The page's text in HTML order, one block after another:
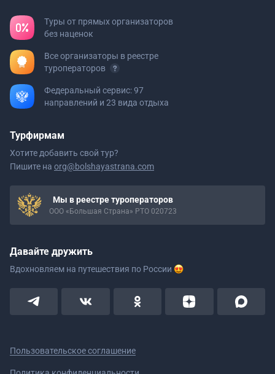
Туры от прямых организаторов
без наценок
Все организаторы в реестре
туроператоров
Федеральный сервис: 97
направлений и 23 вида отдыха
Турфирмам
Хотите добавить свой тур?
Пишите на org@bolshayastrana.com
Мы в реестре туроператоров
ООО «Большая Страна» РТО 020723
Давайте дружить
Вдохновляем на путешествия по России
Пользовательское соглашение